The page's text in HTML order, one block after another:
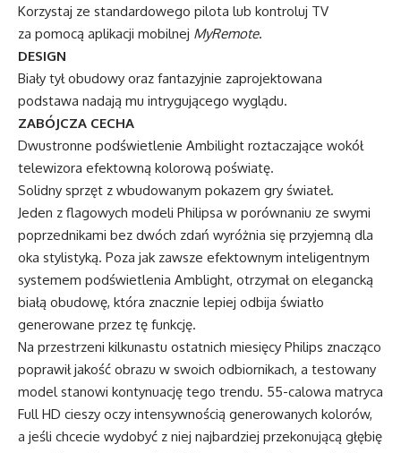
Korzystaj ze standardowego pilota lub kontroluj TV
za pomocą aplikacji mobilnej MyRemote.
DESIGN
Biały tył obudowy oraz fantazyjnie zaprojektowana
podstawa nadają mu intrygującego wyglądu.
ZABÓJCZA CECHA
Dwustronne podświetlenie Ambilight roztaczające wokół
telewizora efektowną kolorową poświatę.
Solidny sprzęt z wbudowanym pokazem gry świateł.
Jeden z flagowych modeli Philipsa w porównaniu ze swymi
poprzednikami bez dwóch zdań wyróżnia się przyjemną dla
oka stylistyką. Poza jak zawsze efektownym inteligentnym
systemem podświetlenia Amblight, otrzymał on elegancką
białą obudowę, która znacznie lepiej odbija światło
generowane przez tę funkcję.
Na przestrzeni kilkunastu ostatnich miesięcy Philips znacząco
poprawił jakość obrazu w swoich odbiornikach, a testowany
model stanowi kontynuację tego trendu. 55-calowa matryca
Full HD cieszy oczy intensywnością generowanych kolorów,
a jeśli chcecie wydobyć z niej najbardziej przekonującą głębię